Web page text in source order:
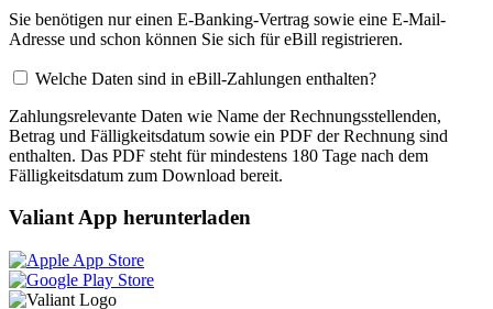
Sie benötigen nur einen E-Banking-Vertrag sowie eine E-Mail-
Adresse und schon können Sie sich für eBill registrieren.
Welche Daten sind in eBill-Zahlungen enthalten?
Zahlungsrelevante Daten wie Name der Rechnungsstellenden,
Betrag und Fälligkeitsdatum sowie ein PDF der Rechnung sind
enthalten. Das PDF steht für mindestens 180 Tage nach dem
Fälligkeitsdatum zum Download bereit.
Valiant App herunterladen